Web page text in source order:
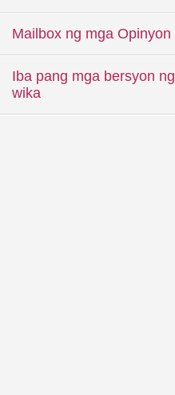
Mailbox ng mga Opinyon
Iba pang mga bersyon ng
wika